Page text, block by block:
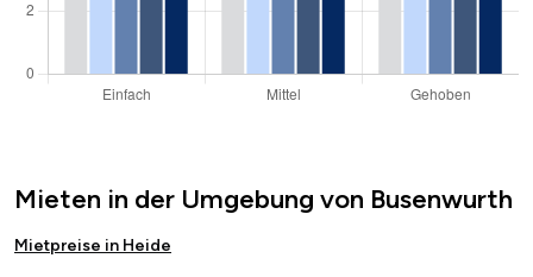
Mieten in der Umgebung von Busenwurth
Mietpreise in Heide